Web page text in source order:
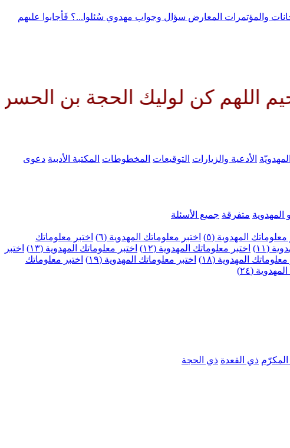
والمؤتمرات المعارض سؤال وجواب مهدوي سُئلوا...؟ فَأجابوا عليهم
كن لوليك الحجة بن الحسن
الأدعية والزيارات التوقيعات المخطوطات المكتبة الأدبية دعوى
المهدوية متفرقة جميع الأسئلة
معلوماتك المهدوية (٥) اختبر معلوماتك المهدوية (٦)
اختبر معلوماتك
(١١) اختبر معلوماتك المهدوية (١٢) اختبر معلوماتك المهدوية (١٣)
اختبر
معلوماتك المهدوية (١٨) اختبر معلوماتك المهدوية (١٩)
اختبر معلوماتك
(٢٤)
ذي القعدة ذي الحجة